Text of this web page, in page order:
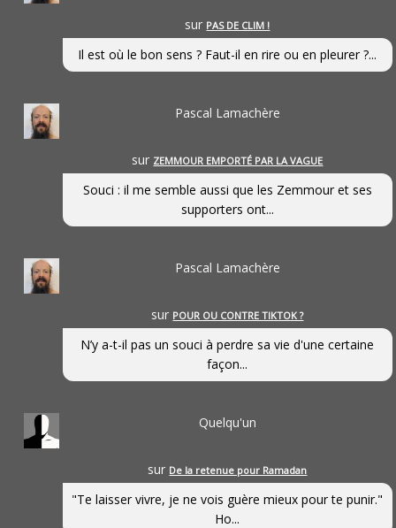
sur PAS DE CLIM !
Il est où le bon sens ? Faut-il en rire ou en pleurer ?...
Pascal Lamachère
sur ZEMMOUR EMPORTÉ PAR LA VAGUE
Souci : il me semble aussi que les Zemmour et ses
supporters ont...
Pascal Lamachère
sur POUR OU CONTRE TIKTOK ?
N’y a-t-il pas un souci à perdre sa vie d'une certaine
façon...
Quelqu'un
sur De la retenue pour Ramadan
"Te laisser vivre, je ne vois guère mieux pour te punir."
Ho...